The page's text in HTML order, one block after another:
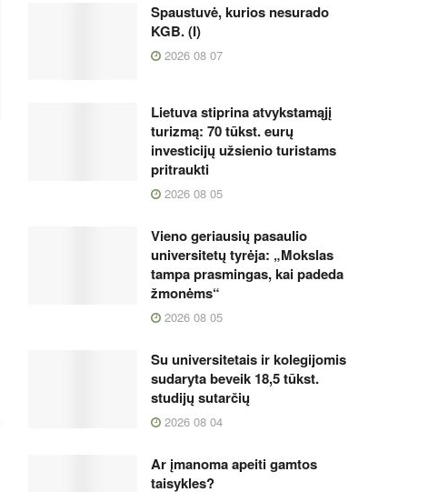
Spaustuvė, kurios nesurado
KGB. (I)
2026 08 07
Lietuva stiprina atvykstamąjį
turizmą: 70 tūkst. eurų
investicijų užsienio turistams
pritraukti
2026 08 05
Vieno geriausių pasaulio
universitetų tyrėja: „Mokslas
tampa prasmingas, kai padeda
žmonėms“
2026 08 05
Su universitetais ir kolegijomis
sudaryta beveik 18,5 tūkst.
studijų sutarčių
2026 08 04
Ar įmanoma apeiti gamtos
taisykles?